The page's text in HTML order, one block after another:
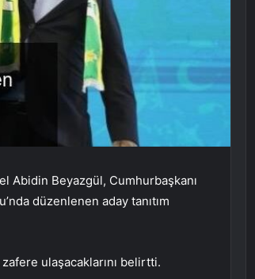
Abidin Beyazgül, Cumhurbaşkanı
düzenlenen aday tanıtım
zafere ulaşacaklarını belirtti.